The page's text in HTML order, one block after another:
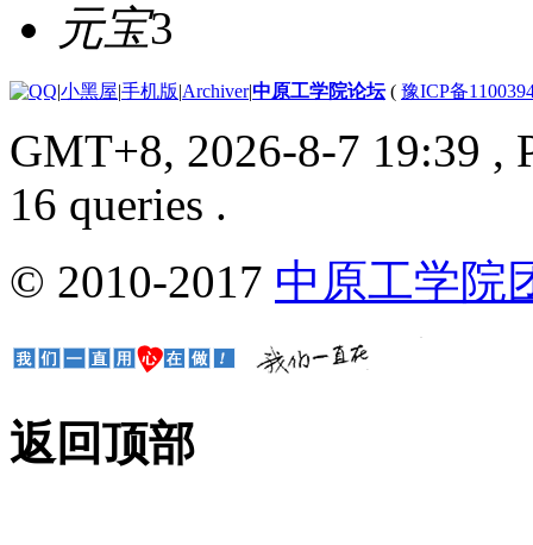
元宝3
|小黑屋|手机版|Archiver|中原工学院论坛( 豫ICP备
GMT+8, 2026-8-7 19:39 ,
16 queries .
© 2010-2017 中原工学院
返回顶部